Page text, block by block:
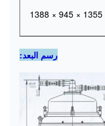
1355 × 945 × 1388
رسم البعد: